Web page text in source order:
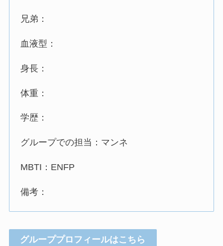
兄弟：
血液型：
身長：
体重：
学歴：
グループでの担当：マンネ
MBTI：ENFP
備考：
グループプロフィールはこちら